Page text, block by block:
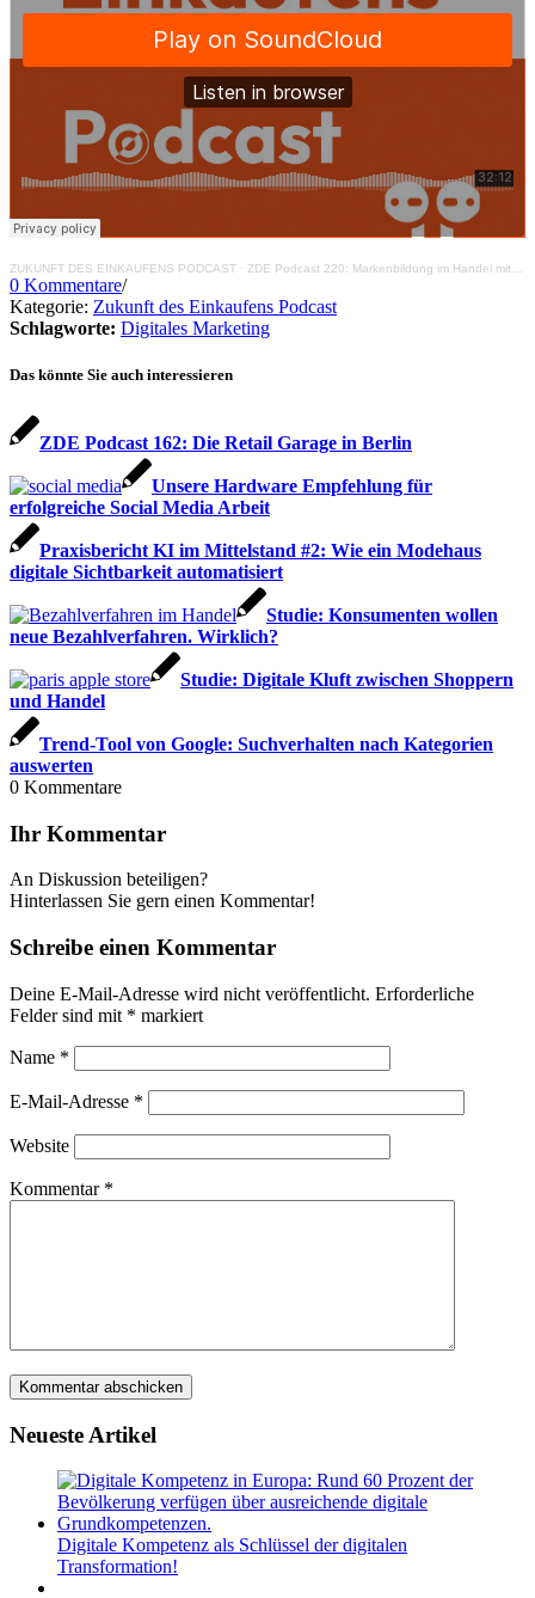
ZUKUNFT DES EINKAUFENS PODCAST · ZDE Podcast 220: Markenbildung im Handel mit Marilyn Repp
0 Kommentare/
Kategorie: Zukunft des Einkaufens Podcast
Schlagworte: Digitales Marketing
Das könnte Sie auch interessieren
ZDE Podcast 162: Die Retail Garage in Berlin
Unsere Hardware Empfehlung für
erfolgreiche Social Media Arbeit
Praxisbericht KI im Mittelstand #2: Wie ein Modehaus
digitale Sichtbarkeit automatisiert
Studie: Konsumenten wollen
neue Bezahlverfahren. Wirklich?
Studie: Digitale Kluft zwischen Shoppern
und Handel
Trend-Tool von Google: Suchverhalten nach Kategorien
auswerten
0 Kommentare
Ihr Kommentar
An Diskussion beteiligen?
Hinterlassen Sie gern einen Kommentar!
Schreibe einen Kommentar
Deine E-Mail-Adresse wird nicht veröffentlicht. Erforderliche
Felder sind mit * markiert
Name *
E-Mail-Adresse *
Website
Kommentar *
Neueste Artikel
Digitale Kompetenz als Schlüssel der digitalen
Transformation!